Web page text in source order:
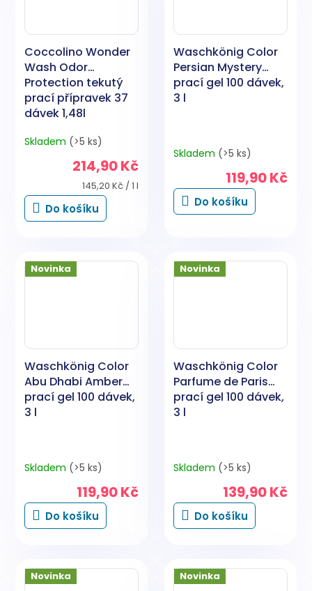
Coccolino Wonder
Wash Odor
Protection tekutý
prací přípravek 37
dávek 1,48l
Průměrné
5,0
5
Skladem (>5 ks)
214,90 Kč
Měrná
cena:
145,20 Kč / 1 l
Do košíku
Waschkönig Color
Persian Mystery
prací gel 100 dávek,
3 l
Skladem (>5 ks)
119,90 Kč
Do košíku
Novinka
Waschkönig Color
Abu Dhabi Amber
prací gel 100 dávek,
3 l
Skladem (>5 ks)
119,90 Kč
Do košíku
Novinka
Waschkönig Color
Parfume de Paris
prací gel 100 dávek,
3 l
Skladem (>5 ks)
139,90 Kč
Do košíku
Novinka Novinka